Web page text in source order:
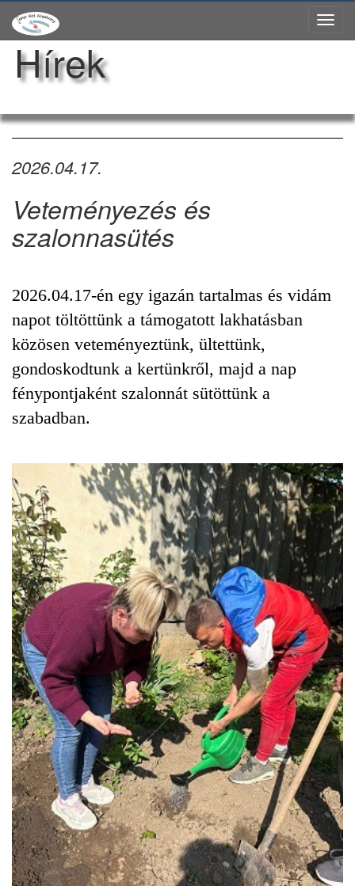
Hírek
2026.04.17.
Veteményezés és
szalonnasütés
2026.04.17-én egy igazán tartalmas és vidám
napot töltöttünk a támogatott lakhatásban
közösen veteményeztünk, ültettünk,
gondoskodtunk a kertünkről, majd a nap
fénypontjaként szalonnát sütöttünk a
szabadban.